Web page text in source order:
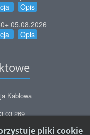
Opis
05.08.2026
Opis
Kablowa
03 269
61 63 03 272pliki cookie